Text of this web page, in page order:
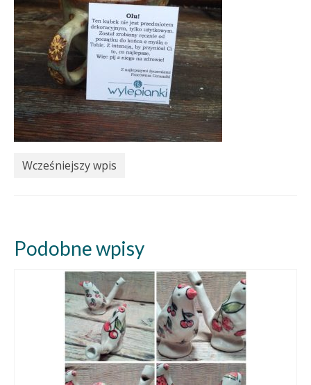
Wcześniejszy wpis
Podobne wpisy